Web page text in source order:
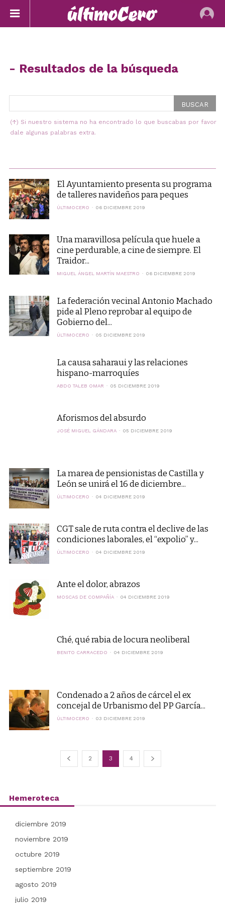
- Resultados de la búsqueda
(↑) Si nuestro sistema no ha encontrado lo que buscabas por favor
dale algunas palabras extra.
El Ayuntamiento presenta su programa
de talleres navideños para peques
ÚLTIMOCERO 06 DICIEMBRE 2019
Una maravillosa película que huele a
cine perdurable, a cine de siempre. El
Traidor...
MIGUEL ÁNGEL MARTÍN MAESTRO 06 DICIEMBRE 2019
La federación vecinal Antonio Machado
pide al Pleno reprobar al equipo de
Gobierno del...
ÚLTIMOCERO 05 DICIEMBRE 2019
La causa saharaui y las relaciones
hispano-marroquíes
ABDO TALEB OMAR 05 DICIEMBRE 2019
Aforismos del absurdo
JOSÉ MIGUEL GÁNDARA 05 DICIEMBRE 2019
La marea de pensionistas de Castilla y
León se unirá el 16 de diciembre...
ÚLTIMOCERO 04 DICIEMBRE 2019
CGT sale de ruta contra el declive de las
condiciones laborales, el “expolio” y...
ÚLTIMOCERO 04 DICIEMBRE 2019
Ante el dolor, abrazos
MOSCAS DE COMPAÑÍA 04 DICIEMBRE 2019
Ché, qué rabia de locura neoliberal
BENITO CARRACEDO 04 DICIEMBRE 2019
Condenado a 2 años de cárcel el ex
concejal de Urbanismo del PP García...
ÚLTIMOCERO 03 DICIEMBRE 2019
2 3 4
Hemeroteca
diciembre 2019
noviembre 2019
octubre 2019
septiembre 2019
agosto 2019
julio 2019